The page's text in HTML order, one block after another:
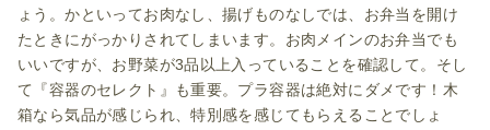
ょう。かといってお肉なし、揚げものなしでは、お弁当を開け
たときにがっかりされてしまいます。お肉メインのお弁当でも
いいですが、お野菜が3品以上入っていることを確認して。そし
て『容器のセレクト』も重要。プラ容器は絶対にダメです！木
箱なら気品が感じられ、特別感を感じてもらえることでしょ